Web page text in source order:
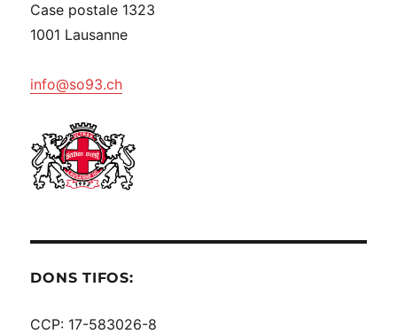
Case postale 1323
1001 Lausanne
info@so93.ch
DONS TIFOS:
CCP: 17-583026-8